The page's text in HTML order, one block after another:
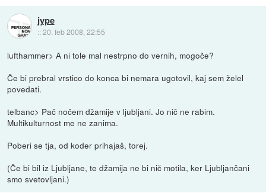
jype
::20. feb 2008, 22:55
lufthammer> A ni tole mal nestrpno do vernih, mogoče?
Če bi prebral vrstico do konca bi nemara ugotovil, kaj sem želel
povedati.
telbanc> Pač nočem džamije v ljubljani. Jo nič ne rabim.
Multikulturnost me ne zanima.
Poberi se tja, od koder prihajaš, torej.
(Če bi bil iz Ljubljane, te džamija ne bi nič motila, ker Ljubljančani
smo svetovljani.)